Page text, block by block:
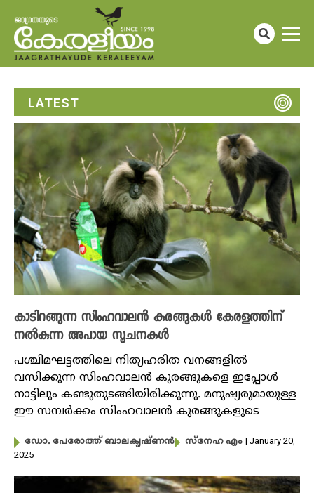
LATEST
കാടിറങ്ങുന്ന സിംഹവാലൻ കുരങ്ങുകൾ കേരളത്തിന്
നൽകുന്ന അപായ സൂചനകൾ
പശ്ചിമഘട്ടത്തിലെ നിത്യഹരിത വനങ്ങളിൽ
വസിക്കുന്ന സിംഹവാലൻ കുരങ്ങുകളെ ഇപ്പോൾ
നാട്ടിലും കണ്ടുതുടങ്ങിയിരിക്കുന്നു. മനുഷ്യരുമായുള്ള
ഈ സമ്പർക്കം സിംഹവാലൻ കുരങ്ങുകളുടെ
ഡോ. പേരോത്ത് ബാലകൃഷ്ണൻ സ്നേഹ എം | January 20,
2025